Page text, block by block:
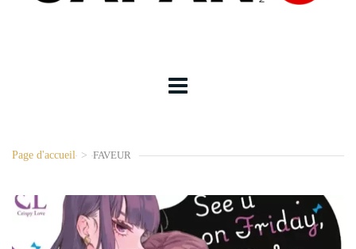
Page d'accueil > FAVEUR